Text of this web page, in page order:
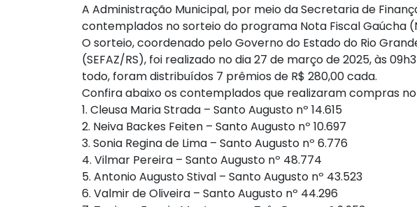
A Administração Municipal, por meio da Secretaria de
contemplados no sorteio do programa Nota Fiscal Gaúcha
O sorteio, coordenado pelo Governo do Estado do Rio
(SEFAZ/RS), foi realizado no dia 27 de março de 2025, às
todo, foram distribuídos 7 prêmios de R$ 280,00 cada.
Confira abaixo os contemplados que realizaram compras
1. Cleusa Maria Strada – Santo Augusto nº 14.615
2. Neiva Backes Feiten – Santo Augusto nº 10.697
3. Sonia Regina de Lima – Santo Augusto nº 6.776
4. Vilmar Pereira – Santo Augusto nº 48.774
5. Antonio Augusto Stival – Santo Augusto nº 43.523
6. Valmir de Oliveira – Santo Augusto nº 44.296